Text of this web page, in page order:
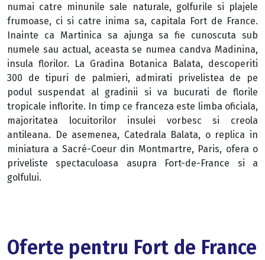
numai catre minunile sale naturale, golfurile si plajele
frumoase, ci si catre inima sa, capitala Fort de France.
Inainte ca Martinica sa ajunga sa fie cunoscuta sub
numele sau actual, aceasta se numea candva Madinina,
insula florilor. La Gradina Botanica Balata, descoperiti
300 de tipuri de palmieri, admirati privelistea de pe
podul suspendat al gradinii si va bucurati de florile
tropicale inflorite. In timp ce franceza este limba oficiala,
majoritatea locuitorilor insulei vorbesc si creola
antileana. De asemenea, Catedrala Balata, o replica in
miniatura a Sacré-Coeur din Montmartre, Paris, ofera o
priveliste spectaculoasa asupra Fort-de-France si a
golfului.
Oferte pentru Fort de France